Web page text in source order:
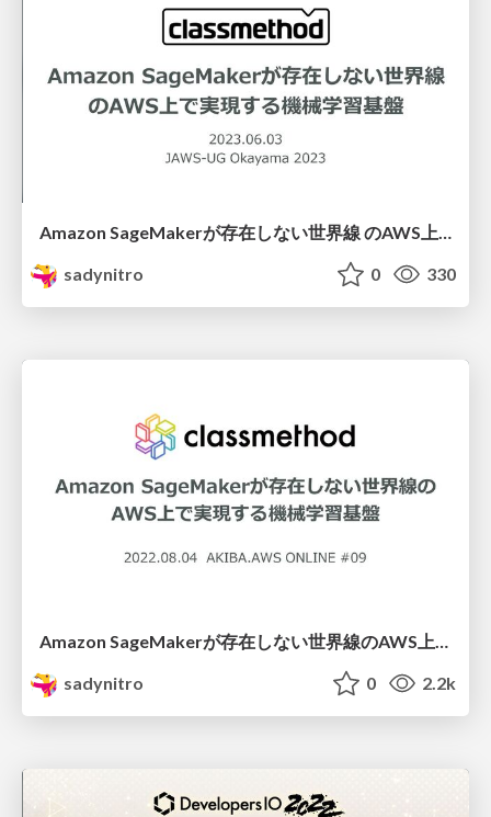
Amazon SageMakerが存在しない世界線 のAWS上で実現する機械学習基盤
sadynitro
0 330
sadynitro
0 2.2k